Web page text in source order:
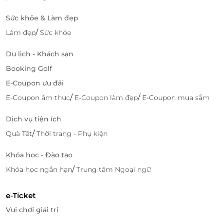
Ẩm thực tinh tế:
bữa sáng buffet đa dạng
vào buổi tối, nơi bạn có thể nhâm nhi cocktail,
thưởng thức đồ uống mát lạnh và chiêm
Tiện ích khác:
họp, hội nghị chuyên nghiệp, cùngkhu vui chơi
dưỡng gia đình.
Sức khỏe & Làm đẹp
Làm đẹp/Sức khỏe
Du lịch - Khách sạn
Booking Golf
E-Coupon ưu đãi
E-Coupon ẩm thực/ E-Coupon làm đẹp/ E-Coupon mua sắm
Dịch vụ tiện ích
Quà Tết/Thời trang - Phụ kiện
Khóa học - Đào tạo
Khóa học ngắn hạn/Trung tâm Ngoại ngữ
e-Ticket
Vui chơi giải trí